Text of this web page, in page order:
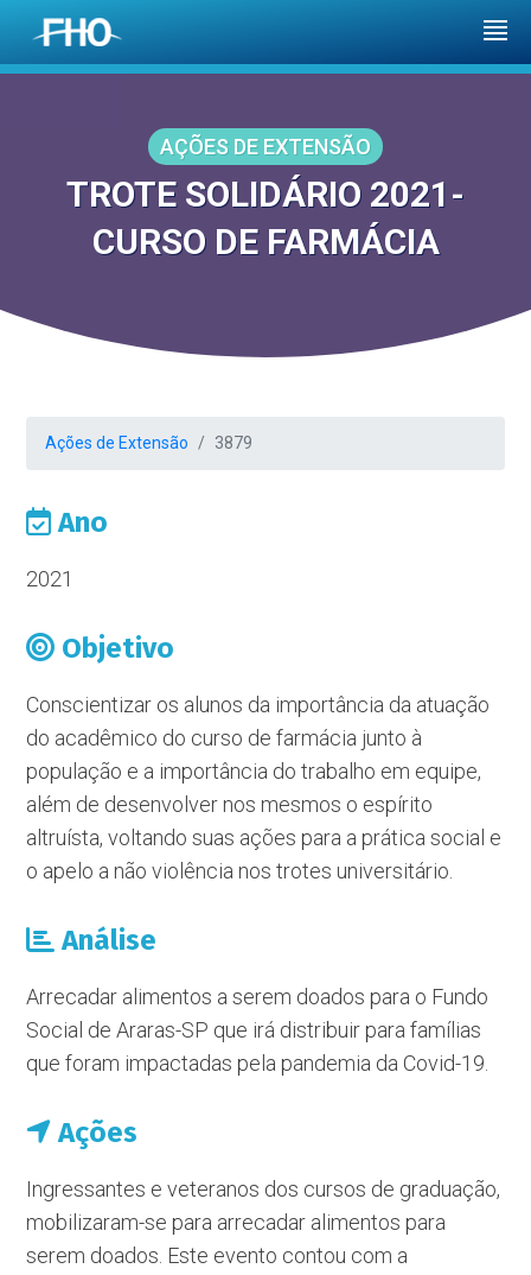
AÇÕES DE EXTENSÃO
TROTE SOLIDÁRIO 2021-
CURSO DE FARMÁCIA
Ações de Extensão 3879
Ano
2021
Objetivo
Conscientizar os alunos da importância da atuação
do acadêmico do curso de farmácia junto à
população e a importância do trabalho em equipe,
além de desenvolver nos mesmos o espírito
altruísta, voltando suas ações para a prática social e
o apelo a não violência nos trotes universitário.
Análise
Arrecadar alimentos a serem doados para o Fundo
Social de Araras-SP que irá distribuir para famílias
que foram impactadas pela pandemia da Covid-19.
Ações
Ingressantes e veteranos dos cursos de graduação,
mobilizaram-se para arrecadar alimentos para
serem doados. Este evento contou com a